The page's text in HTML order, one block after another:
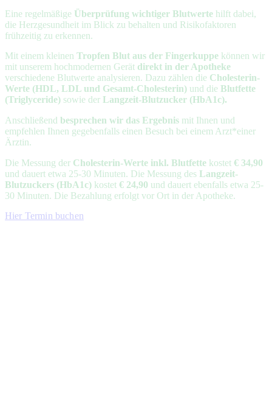
Eine regelmäßige Überprüfung wichtiger Blutwerte hilft dabei,
die Herzgesundheit im Blick zu behalten und Risikofaktoren
frühzeitig zu erkennen.
Mit einem kleinen Tropfen Blut aus der Fingerkuppe können wir
mit unserem hochmodernen Gerät direkt in der Apotheke
verschiedene Blutwerte analysieren. Dazu zählen die Cholesterin-
Werte (HDL, LDL und Gesamt-Cholesterin) und die Blutfette
(Triglyceride) sowie der Langzeit-Blutzucker (HbA1c).
Anschließend besprechen wir das Ergebnis mit Ihnen und
empfehlen Ihnen gegebenfalls einen Besuch bei einem Arzt*einer
Ärztin.
Die Messung der Cholesterin-Werte inkl. Blutfette kostet € 34,90
und dauert etwa 25-30 Minuten. Die Messung des Langzeit-
Blutzuckers (HbA1c) kostet € 24,90 und dauert ebenfalls etwa 25-
30 Minuten. Die Bezahlung erfolgt vor Ort in der Apotheke.
Hier Termin buchen